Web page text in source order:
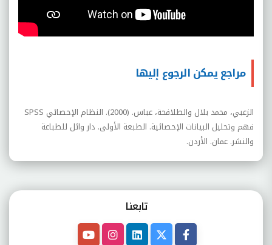
مراجع يمكن الرجوع إليها
الزعبي، محمد بلال والطلافحة، عباس. (2000). النظام الإحصائي
SPSS
فهم وتحليل البيانات الإحصائية. الطبعة الأولى. دار وائل للطباعة
والنشر. عمان. الأردن.
تابعنـا